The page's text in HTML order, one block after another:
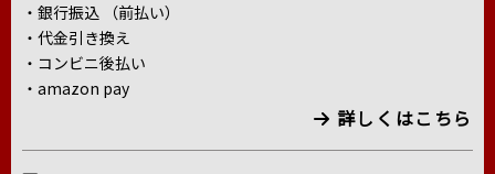
・銀行振込 （前払い）
・代金引き換え
・コンビニ後払い
・amazon pay
詳しくはこちら